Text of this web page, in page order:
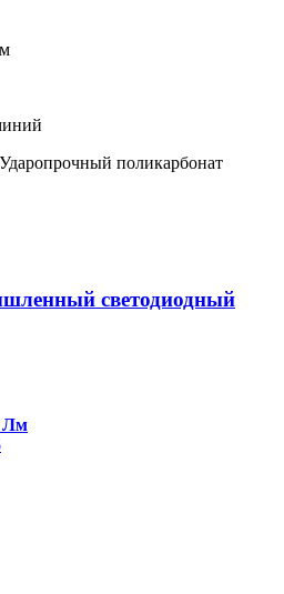
Ударопрочный поликарбонат
светодиодный
Лм